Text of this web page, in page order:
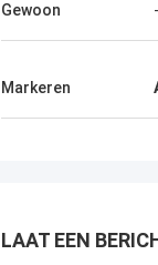
Gewoon
Markeren
LAAT EEN